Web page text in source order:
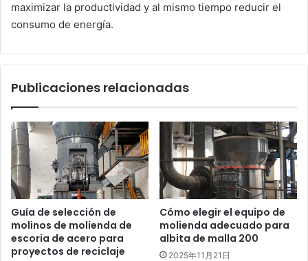
maximizar la productividad y al mismo tiempo reducir el
consumo de energía.
Publicaciones relacionadas
Guía de selección de
molinos de molienda de
escoria de acero para
proyectos de reciclaje
Cómo elegir el equipo de
molienda adecuado para
albita de malla 200
2025年11月21日